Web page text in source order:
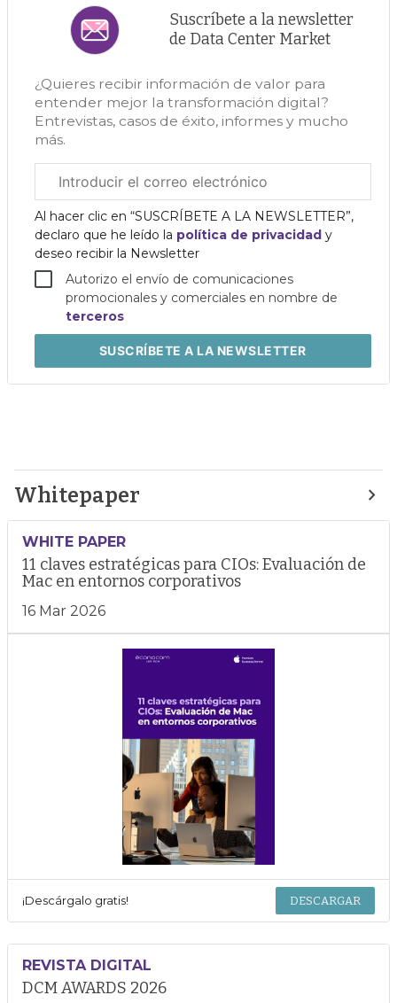
Suscríbete a la newsletter
de Data Center Market
¿Quieres recibir información de valor para
entender mejor la transformación digital?
Entrevistas, casos de éxito, informes y mucho
más.
electrónico
corporativo
Al hacer clic en “SUSCRÍBETE A LA NEWSLETTER”,
declaro que he leído la política de privacidad y
deseo recibir la Newsletter
Autorizo el envío de comunicaciones
promocionales y comerciales en nombre de
terceros
SUSCRÍBETEA LA NEWSLETTER
Whitepaper
WHITE PAPER
11 claves estratégicas para CIOs: Evaluación de
Mac en entornos corporativos
16 Mar 2026
¡Descárgalo gratis! DESCARGAR
REVISTA DIGITAL
DCM AWARDS 2026